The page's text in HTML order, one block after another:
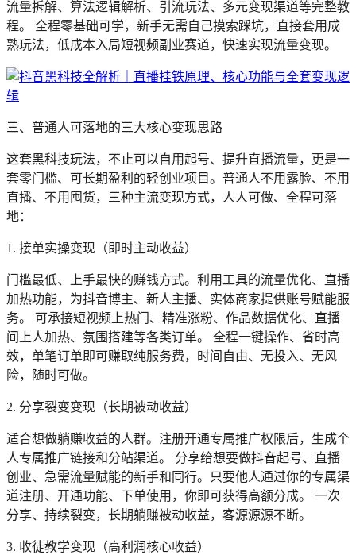
流量拆解、算法逻辑解析、引流玩法、多元变现渠道等完整教
程。 全程零基础可学，新手无需自己摸索踩坑，直接套用成
熟玩法，低成本入局短视频副业赛道，快速实现流量变现。
三、普通人可落地的三大核心变现思路
这套黑科技玩法，不止可以自用起号、提升直播流量，更是一
套零门槛、可长期盈利的轻创业项目。普通人不用露脸、不用
直播、不用囤货，三种主流变现方式，人人可做、全程可落
地：
1. 接单实操变现（即时主动收益）
门槛最低、上手最快的赚钱方式。利用工具的流量优化、直播
加热功能，为抖音博主、新人主播、实体商家提供账号赋能服
务。 可承接短视频上热门、精准涨粉、作品数据优化、直播
间上人加热、氛围搭建等各类订单。 全程一键操作、省时高
效，单笔订单即可赚取纯服务费，时间自由、无投入、无风
险，随时可做。
2. 分享裂变变现（长期被动收益）
适合想做躺赚收益的人群。注册开通专属推广权限后，生成个
人专属推广链接和分站渠道。 分享给想要做抖音起号、直播
创业、急需流量赋能的新手和同行。只要他人通过你的专属渠
道注册、开通功能、下单使用，你即可获得高额分成。 一次
分享、持续裂变，长期躺赚被动收益，客源源源不断。
3. 收徒教学变现（高利润核心收益）